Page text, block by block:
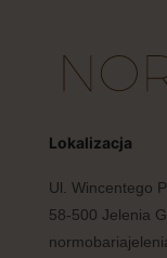
Lokalizacja
Ul. Wincentego
58-500 Jelenia